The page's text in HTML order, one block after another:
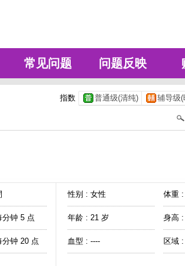
常见问题 问题反映
指数 普通级(清纯) 辅导级(
分钟 5 点
分钟 20 点
性别 : 女性 体重 :
年龄 : 21 岁 身高 :
血型 : ---- 区域 :